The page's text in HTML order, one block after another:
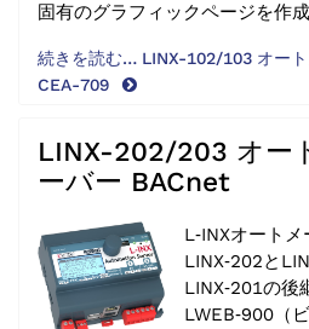
固有のグラフィックページを作
続きを読む… LINX-102/103 オー
CEA-709
LINX-202/203 オー
ーバー BACnet
L‑INXオート
LINX‑202と
LINX‑201の後
LWEB‑900（